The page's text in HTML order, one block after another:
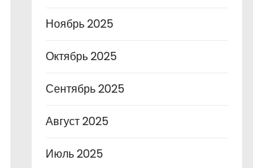
Ноябрь 2025
Октябрь 2025
Сентябрь 2025
Август 2025
Июль 2025